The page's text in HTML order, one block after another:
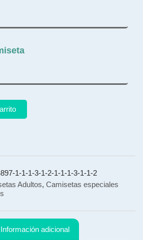
1-1-1-3-1-2-1-1-1-3-1-1-2
Adultos, Camisetas especiales
Información adicional